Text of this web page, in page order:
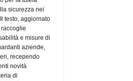
sicurezza nei
testo, aggiornato
e misure di
aziende,
recependo
novità
di